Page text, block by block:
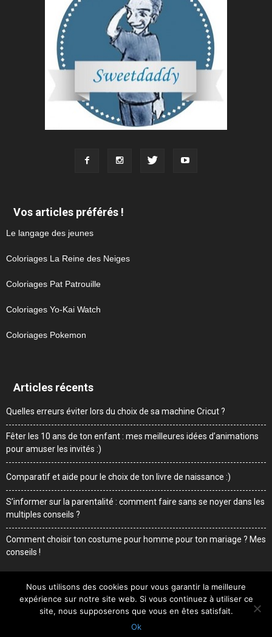
Vos articles préférés !
Le langage des jeunes
Coloriages La Reine des Neiges
Coloriages Pat Patrouille
Coloriages Yo-Kai Watch
Coloriages Pokemon
Articles récents
Quelles erreurs éviter lors du choix de sa machine Cricut ?
Fêter les 10 ans de ton enfant : mes meilleures idées d’animations
pour amuser les invités :)
Comparatif et aide pour le choix de ton livre de naissance :)
S’informer sur la parentalité : comment faire sans se noyer dans les
multiples conseils ?
Comment choisir ton costume pour homme pour ton mariage ? Mes
conseils !
Me contacter Mentions légales
Qui suis-je
© Sweetdaddy.fr
Nous utilisons des cookies pour vous garantir la meilleure
expérience sur notre site web. Si vous continuez à utiliser ce
site, nous supposerons que vous en êtes satisfait.
Ok